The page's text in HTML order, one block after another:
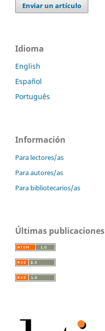
Enviar un artículo
Idioma
English
Español
Português
Información
Para lectores/as
Para autores/as
Para bibliotecarios/as
Últimas publicaciones